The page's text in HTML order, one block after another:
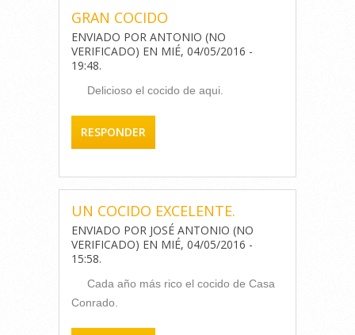
GRAN COCIDO
ENVIADO POR ANTONIO (NO
VERIFICADO) EN MIÉ, 04/05/2016 -
19:48.
Delicioso el cocido de aqui.
RESPONDER
UN COCIDO EXCELENTE.
ENVIADO POR JOSÉ ANTONIO (NO
VERIFICADO) EN MIÉ, 04/05/2016 -
15:58.
Cada año más rico el cocido de Casa
Conrado.